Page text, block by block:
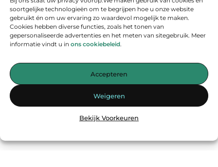
soortgelijke technologieën om te begrijpen hoe u onze website
gebruikt én om uw ervaring zo waardevol mogelijk te maken.
Cookies hebben diverse functies, zoals het tonen van
gepersonaliseerde advertenties en het meten van sitegebruik. Meer
informatie vindt u in ons cookiebeleid.
Accepteren
Weigeren
Bekijk Voorkeuren
Jouw bron voor inspirerende blogs en waardevolle inzichten
— Laat je inspireren door verhelderende verhalen, praktische tips
Begin vandaag nog met ontdekken op
Onze informatie